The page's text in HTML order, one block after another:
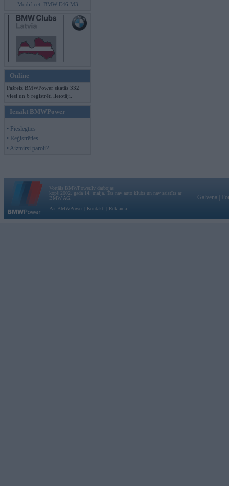
Modificēti BMW E46 M3
Online
Pašreiz BMWPower skatās 332
viesi un 6 reģistrēti lietotāji.
Ienākt BMWPower
• Pieslēgties
• Reģistrēties
• Aizmirsi paroli?
Vortāls BMWPower.lv darbojas
kopš 2002. gada 14. maija. Tas nav auto klubs un nav saistīts ar
BMW AG.
Par BMWPower
Kontakti Reklāma
Galvena